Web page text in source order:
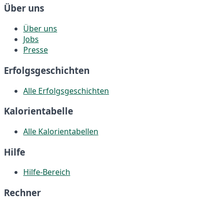
Über uns
Über uns
Jobs
Presse
Erfolgsgeschichten
Alle Erfolgsgeschichten
Kalorientabelle
Alle Kalorientabellen
Hilfe
Hilfe-Bereich
Rechner